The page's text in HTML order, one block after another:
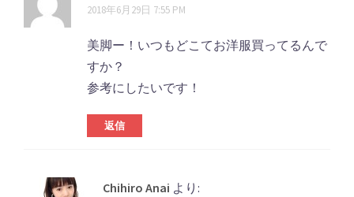
2018年6月29日 7:55 PM
美脚ー！いつもどこてお洋服買ってるんで
すか？
参考にしたいです！
返信
Chihiro Anai より: